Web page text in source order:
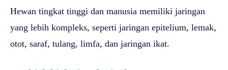
Hewan tingkat tinggi dan manusia memiliki jaringan
yang lebih kompleks, seperti jaringan epitelium, lemak,
otot, saraf, tulang, limfa, dan jaringan ikat.